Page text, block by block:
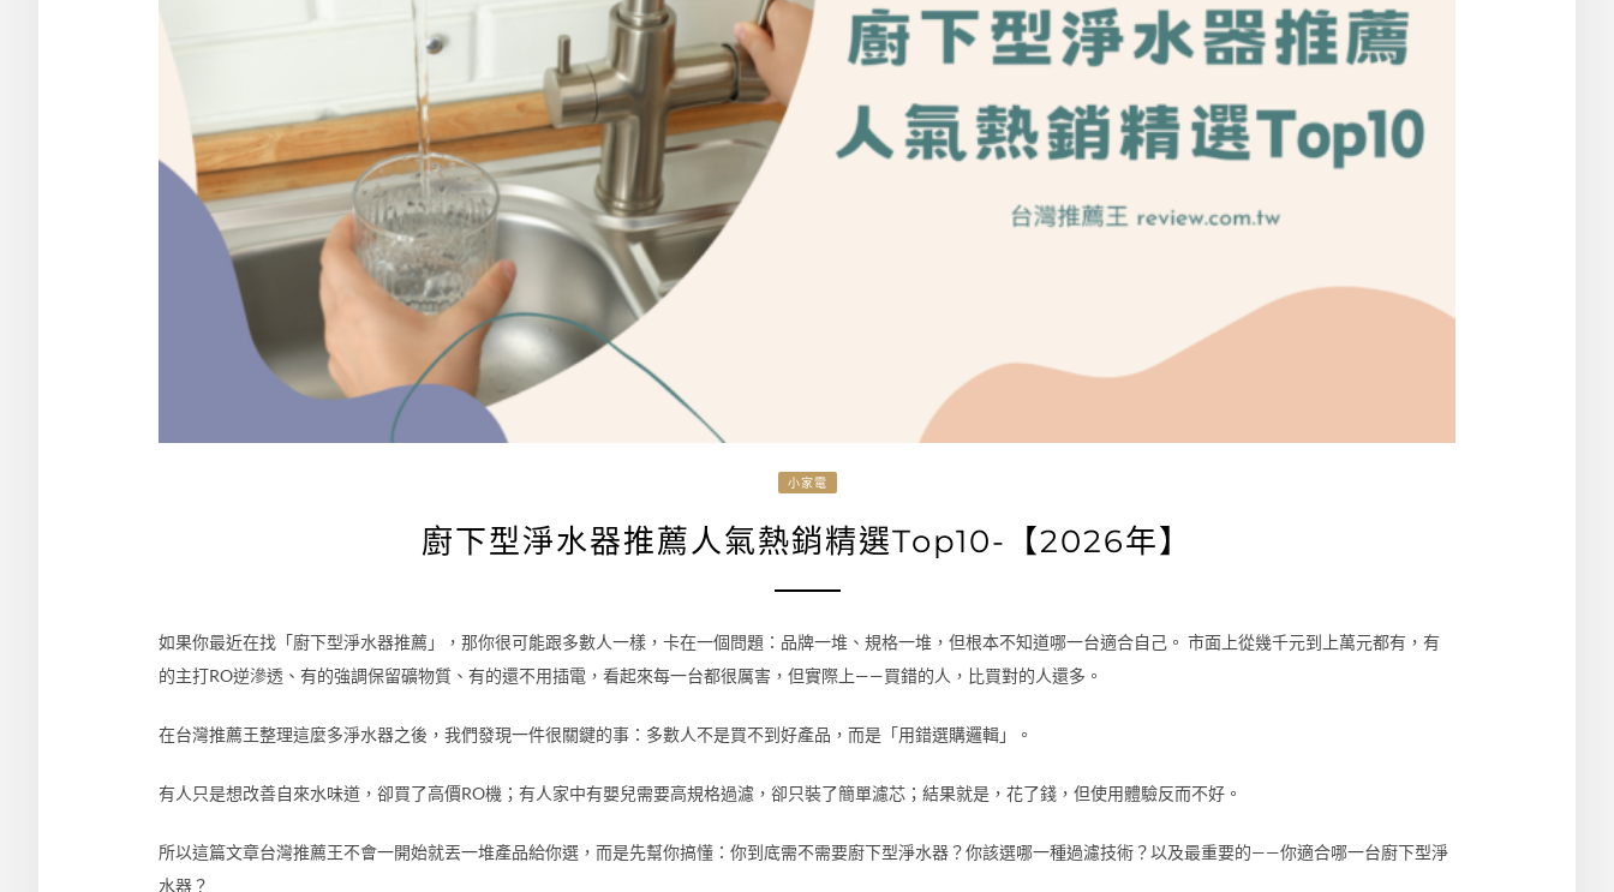
小家電
廚下型淨水器推薦人氣熱銷精選Top10-【2026年】
如果你最近在找「廚下型淨水器推薦」，那你很可能跟多數人一樣，卡在一個問題：品牌一堆、規格一堆，但根本不知道哪一台適合自己。 市面上從幾千元到上萬元都有，有
的主打RO逆滲透、有的強調保留礦物質、有的還不用插電，看起來每一台都很厲害，但實際上——買錯的人，比買對的人還多。
在台灣推薦王整理這麼多淨水器之後，我們發現一件很關鍵的事：多數人不是買不到好產品，而是「用錯選購邏輯」。
有人只是想改善自來水味道，卻買了高價RO機；有人家中有嬰兒需要高規格過濾，卻只裝了簡單濾芯；結果就是，花了錢，但使用體驗反而不好。
所以這篇文章台灣推薦王不會一開始就丟一堆產品給你選，而是先幫你搞懂：你到底需不需要廚下型淨水器？你該選哪一種過濾技術？以及最重要的——你適合哪一台廚下型淨
水器？